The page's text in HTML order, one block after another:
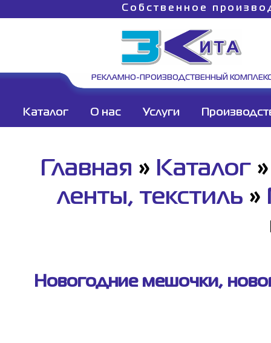
Собственное
РЕКЛАМНО-ПРОИЗВОДСТВЕННЫЙ
Каталог О нас Услуги
Главная » Каталог
ленты, текстиль »
Новогодние мешочки,